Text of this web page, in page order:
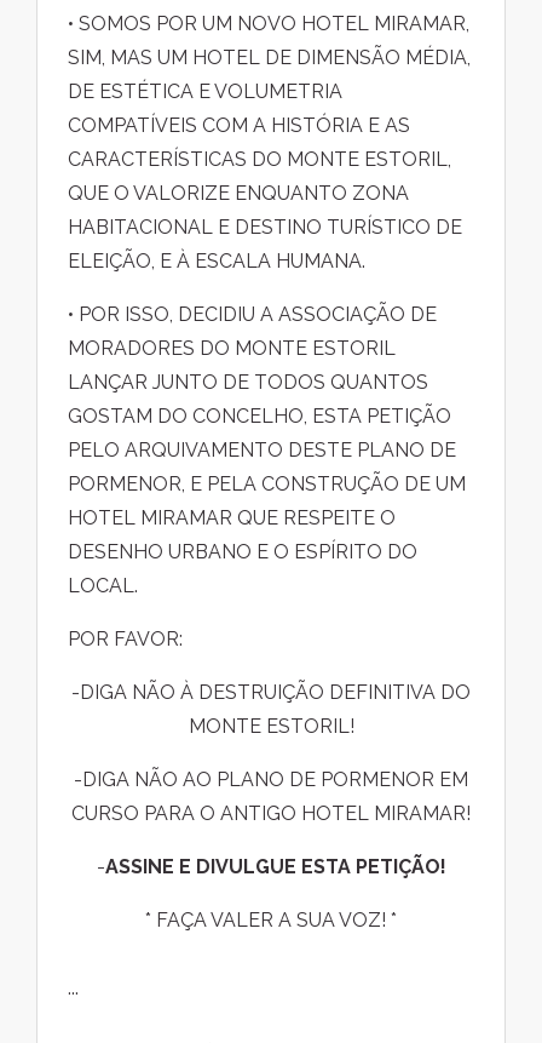
• SOMOS POR UM NOVO HOTEL MIRAMAR,
SIM, MAS UM HOTEL DE DIMENSÃO MÉDIA,
DE ESTÉTICA E VOLUMETRIA
COMPATÍVEIS COM A HISTÓRIA E AS
CARACTERÍSTICAS DO MONTE ESTORIL,
QUE O VALORIZE ENQUANTO ZONA
HABITACIONAL E DESTINO TURÍSTICO DE
ELEIÇÃO, E À ESCALA HUMANA.
• POR ISSO, DECIDIU A ASSOCIAÇÃO DE
MORADORES DO MONTE ESTORIL
LANÇAR JUNTO DE TODOS QUANTOS
GOSTAM DO CONCELHO, ESTA PETIÇÃO
PELO ARQUIVAMENTO DESTE PLANO DE
PORMENOR, E PELA CONSTRUÇÃO DE UM
HOTEL MIRAMAR QUE RESPEITE O
DESENHO URBANO E O ESPÍRITO DO
LOCAL.
POR FAVOR:
-DIGA NÃO À DESTRUIÇÃO DEFINITIVA DO
MONTE ESTORIL!
-DIGA NÃO AO PLANO DE PORMENOR EM
CURSO PARA O ANTIGO HOTEL MIRAMAR!
-ASSINE E DIVULGUE ESTA PETIÇÃO!
* FAÇA VALER A SUA VOZ! *
...